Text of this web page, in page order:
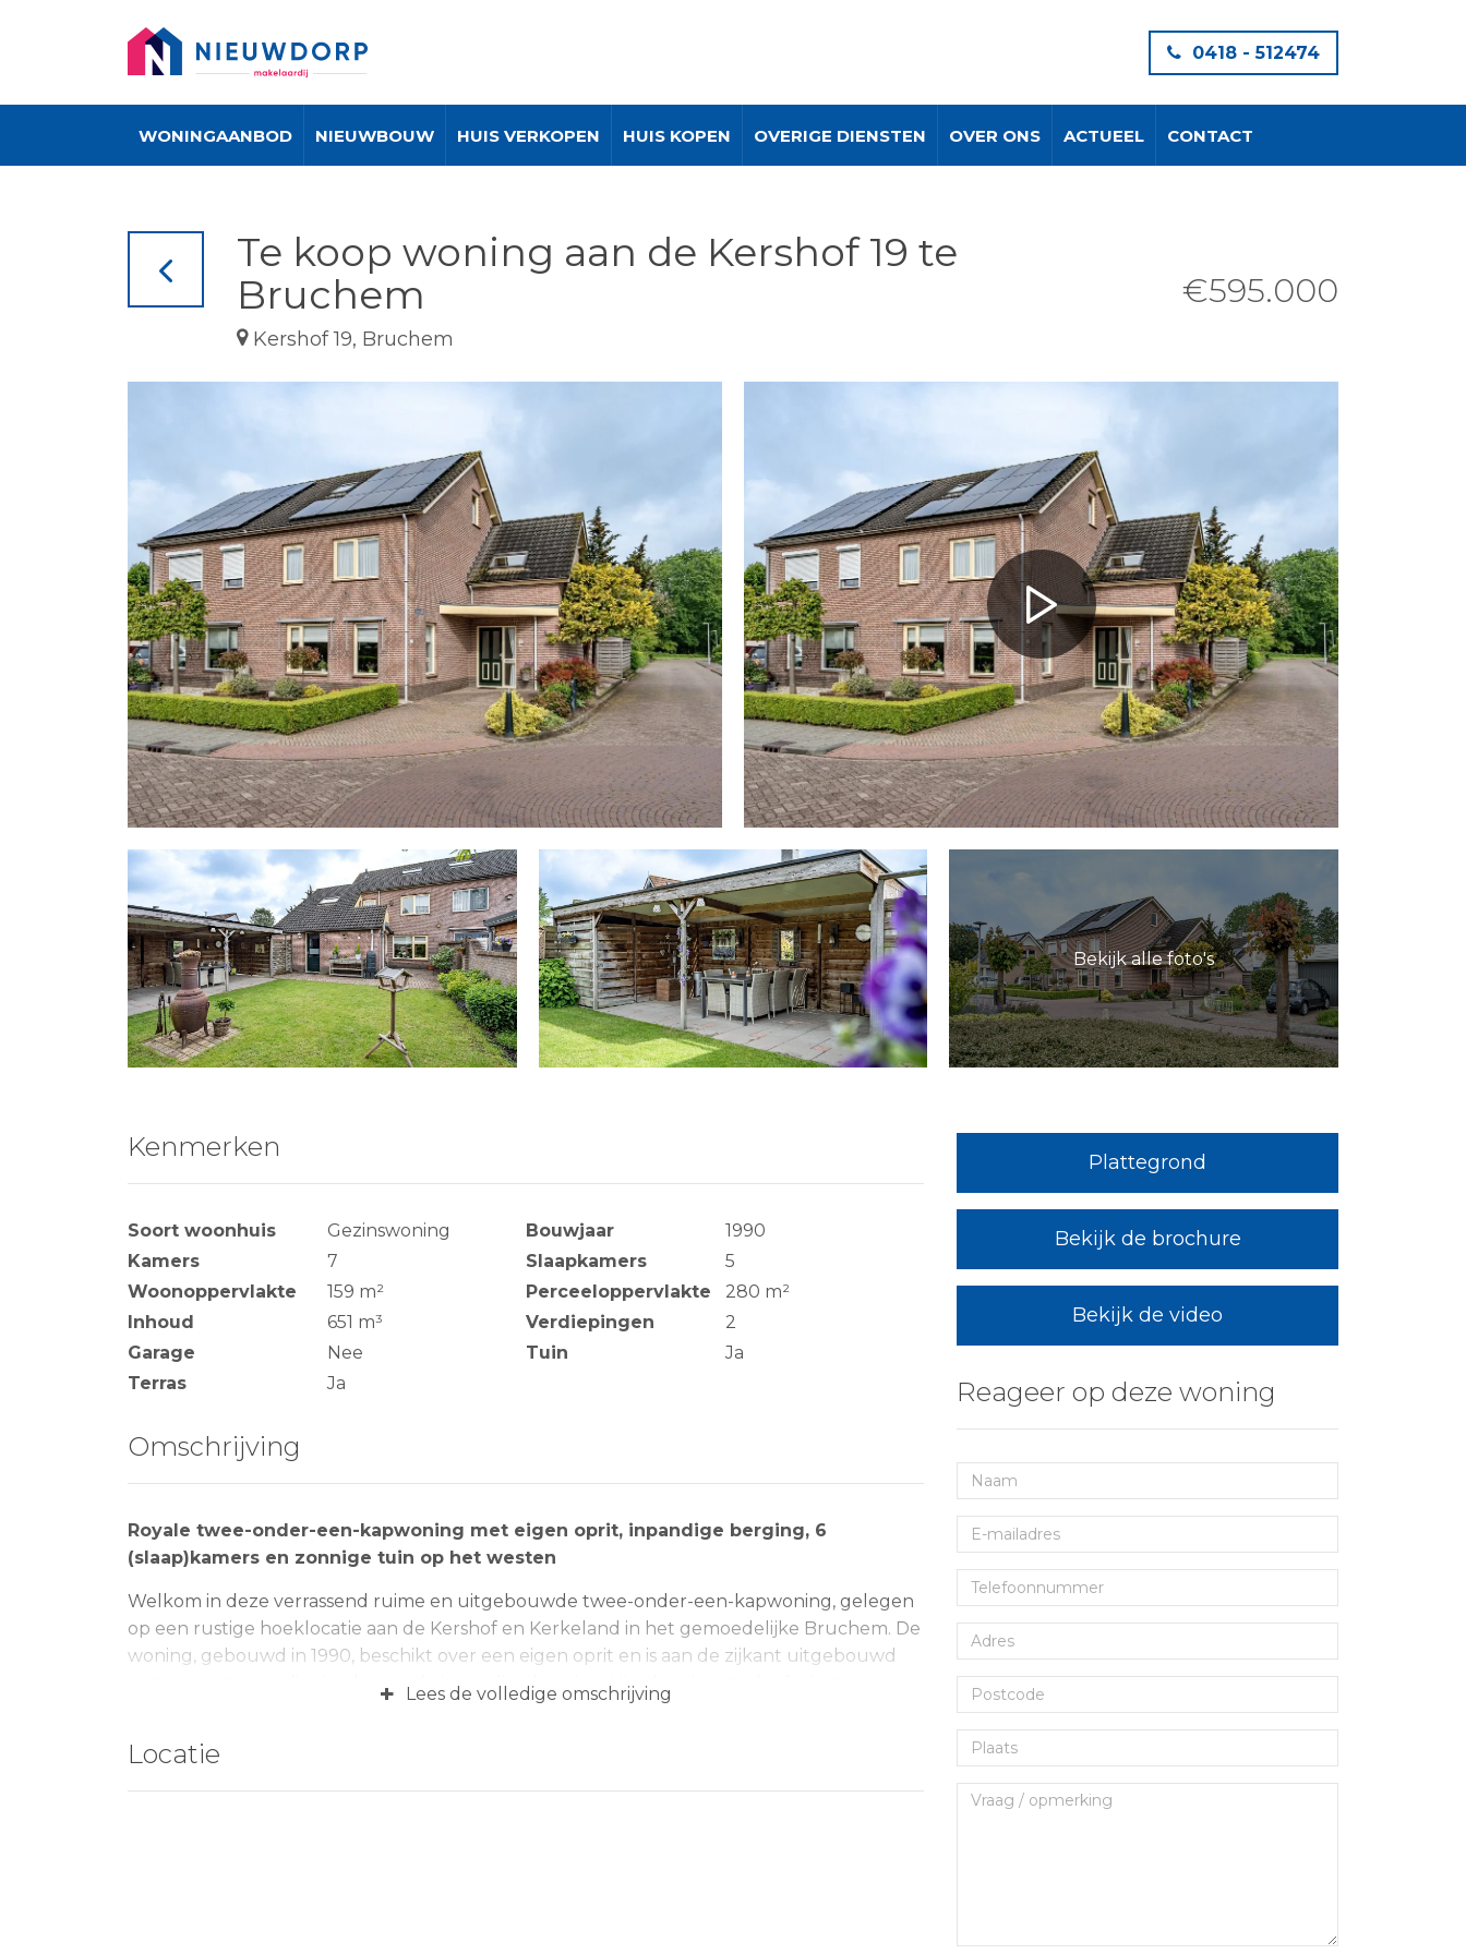
0418 - 512474
WONINGAANBOD NIEUWBOUW HUIS VERKOPEN HUIS KOPEN OVERIGE DIENSTEN OVER ONS ACTUEEL CONTACT
Te koop woning aan de Kershof 19 te
Bruchem
Kershof 19, Bruchem
€595.000
Bekijk alle foto's
Kenmerken
Soort woonhuis Gezinswoning Bouwjaar
1990
Kamers
7 Slaapkamers
5
Woonoppervlakte
159 m² Perceeloppervlakte
280 m²
Inhoud
651 m³ Verdiepingen
2
Garage
Nee Tuin
Ja
Terras
Ja
Omschrijving
Royale twee-onder-een-kapwoning met eigen oprit, inpandige berging, 6
(slaap)kamers en zonnige tuin op het westen
Welkom in deze verrassend ruime en uitgebouwde twee-onder-een-kapwoning, gelegen
op een rustige hoeklocatie aan de Kershof en Kerkeland in het gemoedelijke Bruchem. De
woning, gebouwd in 1990, beschikt over een eigen oprit en is aan de zijkant uitgebouwd
met een extra verdieping boven de inpandige berging. Hierdoor is extra leefruimte
keuken is er toegang tot de praktische bijkeuken en de inpandige berging (voormalige
garage). Op de eerste verdieping bevinden zich drie ruime slaapkamers en een complete
+ Lees de volledige omschrijving
Locatie
Plattegrond
Bekijk de brochure
Bekijk de video
Reageer op deze woning